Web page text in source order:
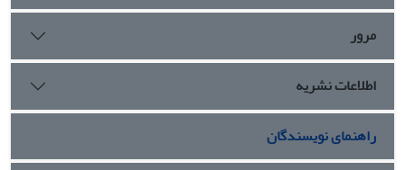
مرور
اطلاعات نشریه
راهنمای نویسندگان